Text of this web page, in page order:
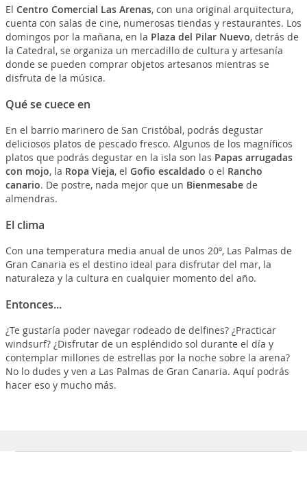
El Centro Comercial Las Arenas, con una original arquitectura,
cuenta con salas de cine, numerosas tiendas y restaurantes. Los
domingos por la mañana, en la Plaza del Pilar Nuevo, detrás de
la Catedral, se organiza un mercadillo de cultura y artesanía
donde se pueden comprar objetos artesanos mientras se
disfruta de la música.
Qué se cuece en
En el barrio marinero de San Cristóbal, podrás degustar
deliciosos platos de pescado fresco. Algunos de los magníficos
platos que podrás degustar en la isla son las Papas arrugadas
con mojo, la Ropa Vieja, el Gofio escaldado o el Rancho
canario. De postre, nada mejor que un Bienmesabede
almendras.
El clima
Con una temperatura media anual de unos 20º, Las Palmas de
Gran Canaria es el destino ideal para disfrutar del mar, la
naturaleza y la cultura en cualquier momento del año.
Entonces...
¿Te gustaría poder navegar rodeado de delfines? ¿Practicar
windsurf? ¿Disfrutar de un espléndido sol durante el día y
contemplar millones de estrellas por la noche sobre la arena?
No lo dudes y ven a Las Palmas de Gran Canaria. Aquí podrás
hacer eso y mucho más.